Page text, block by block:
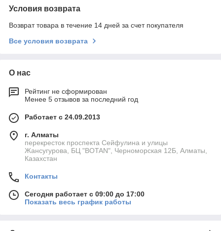
Условия возврата
Возврат товара в течение 14 дней за счет покупателя
Все условия возврата
О нас
Рейтинг не сформирован
Менее 5 отзывов за последний год
Работает с 24.09.2013
г. Алматы
перекресток проспекта Сейфулина и улицы
Жансугурова, БЦ "BOTAN", Черноморская 12Б, Алматы,
Казахстан
Контакты
Сегодня работает с 09:00 до 17:00
Показать весь график работы